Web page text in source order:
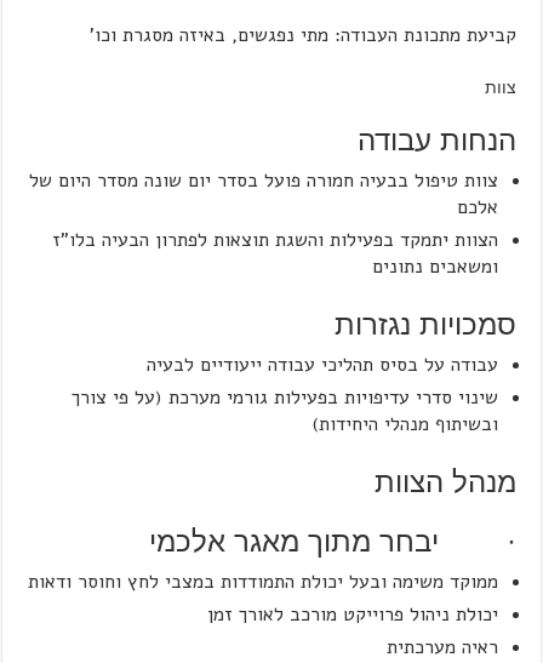
קביעת מתכונת העבודה: מתי נפגשים, באיזה מסגרת וכו'
צוות
הנחות עבודה
צוות טיפול בבעיה חמורה פועל בסדר יום שונה מסדר היום של
אלכם
הצוות יתמקד בפעילות והשגת תוצאות לפתרון הבעיה בלו"ז
ומשאבים נתונים
סמכויות נגזרות
עבודה על בסיס תהליכי עבודה ייעודיים לבעיה
שינוי סדרי עדיפויות בפעילות גורמי מערכת (על פי צורך
ובשיתוף מנהלי היחידות)
מנהל הצוות
· יבחר מתוך מאגר אלכמי
ממוקד משימה ובעל יכולת התמודדות במצבי לחץ וחוסר ודאות
יכולת ניהול פרוייקט מורכב לאורך זמן
ראיה מערכתית